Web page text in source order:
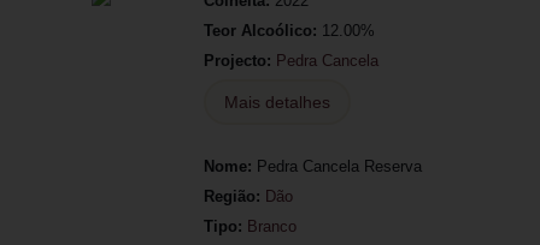
Teor Alcoólico: 12.00%
Projecto: Pedra Cancela
Mais detalhes
Nome: Pedra Cancela Reserva
Região: Dão
Tipo: Branco